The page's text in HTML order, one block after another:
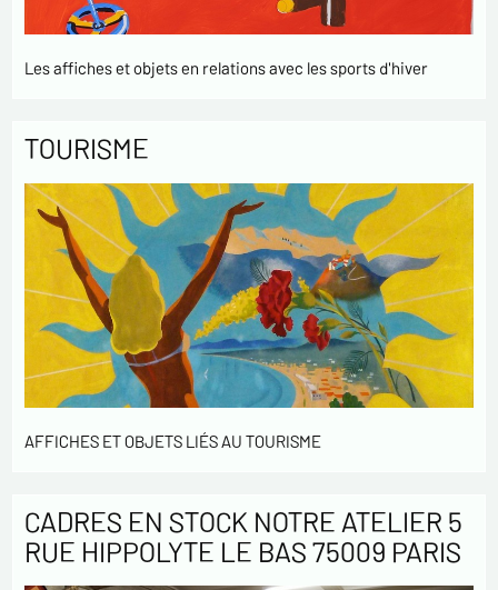
Les affiches et objets en relations avec les sports d'hiver
TOURISME
AFFICHES ET OBJETS LIÉS AU TOURISME
CADRES EN STOCK NOTRE ATELIER 5
RUE HIPPOLYTE LE BAS 75009 PARIS